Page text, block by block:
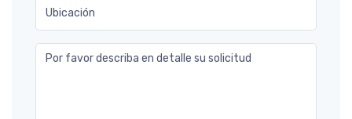
Ubicación
Por favor describa en detalle su solicitud